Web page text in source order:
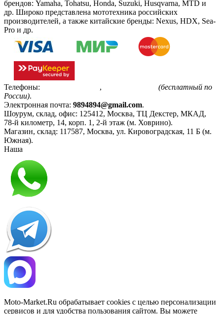
брендов: Yamaha, Tohatsu, Honda, Suzuki, Husqvarna, MTD и
др. Широко представлена мототехника российских
производителей, а также китайские бренды: Nexus, HDX, Sea-
Pro и др.
Телефоны: ,
(бесплатный по
России).
Электронная почта: 9894894@gmail.com.
Шоурум, склад, офис: 125412, Москва, ТЦ Декстер, МКАД,
78-й километр, 14, корп. 1, 2-й этаж (м. Ховрино).
Магазин, склад: 117587, Москва, ул. Кировоградская, 11 Б (м.
Южная).
Наша
Moto-Market.Ru обрабатывает сookies с целью персонализации
сервисов и для удобства пользования сайтом. Вы можете